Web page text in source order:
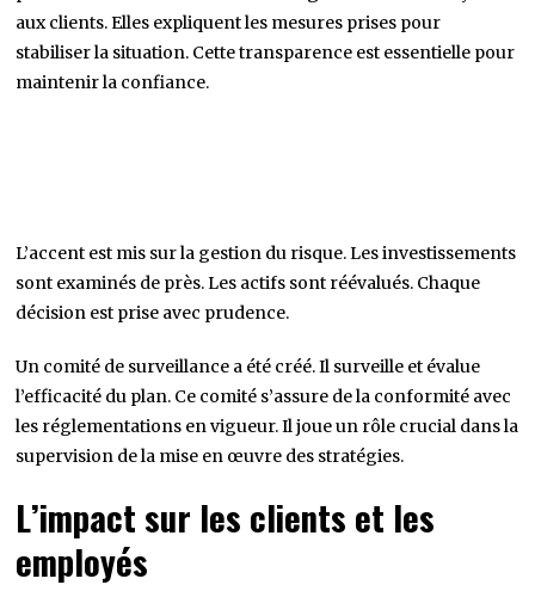
aux clients. Elles expliquent les mesures prises pour
stabiliser la situation. Cette transparence est essentielle pour
maintenir la confiance.
L’accent est mis sur la gestion du risque. Les investissements
sont examinés de près. Les actifs sont réévalués. Chaque
décision est prise avec prudence.
Un comité de surveillance a été créé. Il surveille et évalue
l’efficacité du plan. Ce comité s’assure de la conformité avec
les réglementations en vigueur. Il joue un rôle crucial dans la
supervision de la mise en œuvre des stratégies.
L’impact sur les clients et les
employés